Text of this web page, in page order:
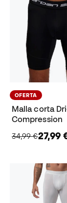
OFERTA
Malla corta
Compression
34,99 €27,99